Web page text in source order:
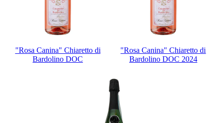
"Rosa Canina" Chiaretto di
Bardolino DOC
"Rosa Canina" Chiaretto di
Bardolino DOC 2024